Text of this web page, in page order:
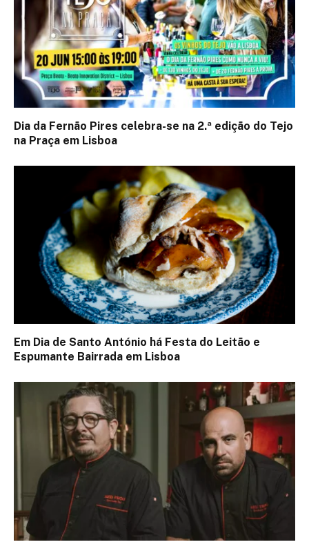
Dia da Fernão Pires celebra-se na 2.ª edição do Tejo
na Praça em Lisboa
Em Dia de Santo António há Festa do Leitão e
Espumante Bairrada em Lisboa